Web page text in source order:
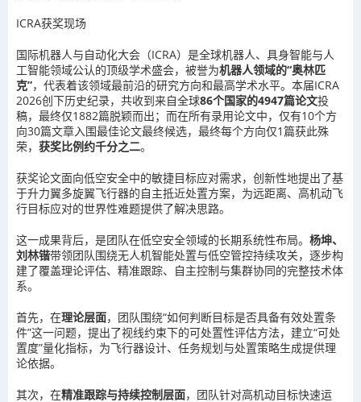
ICRA获奖现场
国际机器人与自动化大会（ICRA）是全球机器人、具身智能与人
工智能领域公认的顶级学术盛会，被誉为机器人领域的“奥林匹
克”，代表着该领域最前沿的研究方向和最高学术水平。本届ICRA
2026创下历史纪录，共收到来自全球86个国家的4947篇论文投
稿，最终仅1882篇脱颖而出；而在所有录用论文中，仅有10个方
向30篇文章入围最佳论文最终候选，最终每个方向仅1篇获此殊
荣， 获奖比例约千分之二。
获奖论文面向低空安全中的敏捷目标应对需求，创新性地提出了基
于升力翼多旋翼飞行器的自主抵近处置方案，为远距离、高机动飞
行目标应对的世界性难题提供了解决思路。
这一成果背后，是团队在低空安全领域的长期系统性布局。 杨坤、
刘林锴带领团队围绕无人机智能处置与低空管控持续攻关，逐步构
建了覆盖理论评估、精准跟踪、自主控制与集群协同的完整技术体
系。
首先，在理论层面，团队围绕“如何判断目标是否具备有效处置条
件”这一问题，提出了视线约束下的可处置性评估方法，建立“可处
置度”量化指标，为飞行器设计、任务规划与处置策略生成提供理
论依据。
其次，在精准跟踪与持续控制层面，团队针对高机动目标快速运